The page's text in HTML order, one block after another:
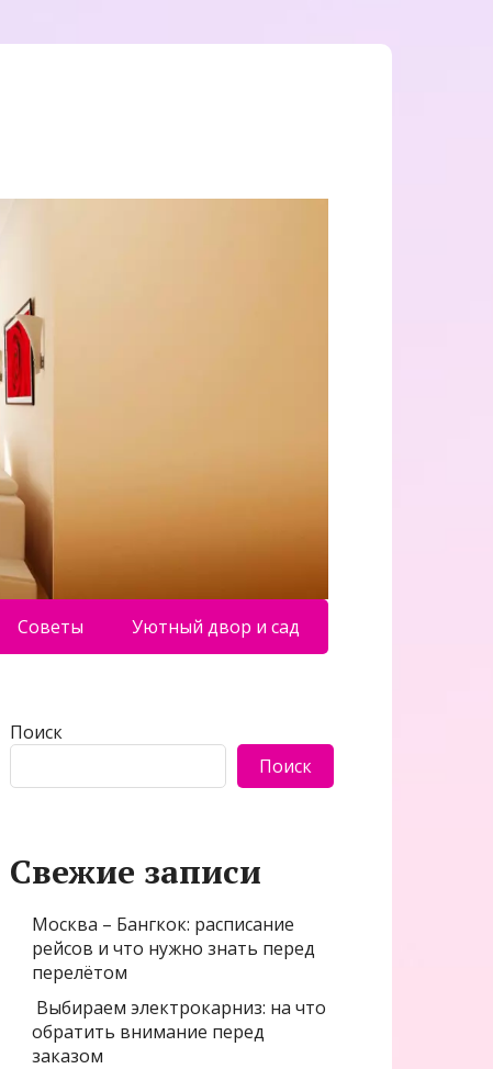
Советы Уютный двор и сад
Поиск
Поиск
Свежие записи
Москва – Бангкок: расписание
рейсов и что нужно знать перед
перелётом
Выбираем электрокарниз: на что
обратить внимание перед
заказом